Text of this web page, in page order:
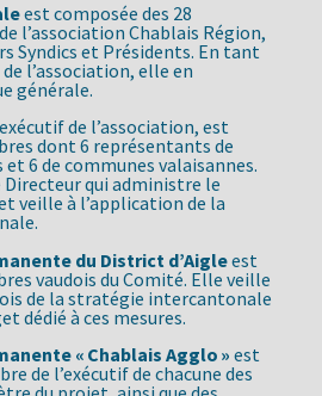
est composée des 28
l’association Chablais Région,
Syndics et Présidents. En tant
l’association, elle en
générale.
de l’association, est
dont 6 représentants de
6 de communes valaisannes.
qui administre le
veille à l’application de la
du District d’Aigleest
vaudois du Comité. Elle veille
de la stratégie intercantonale
dédié à ces mesures.
« Chablais Agglo » est
de l’exécutif de chacune des